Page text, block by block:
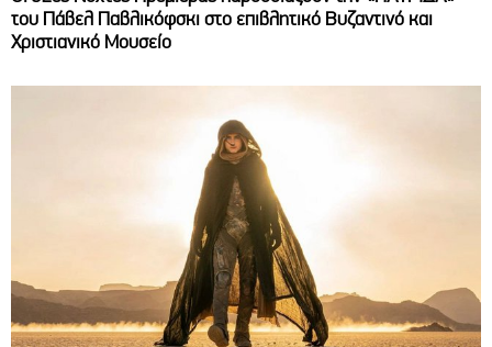
του Πάβελ Παβλικόφσκι στο επιβλητικό Βυζαντινό και
Χριστιανικό Μουσείο